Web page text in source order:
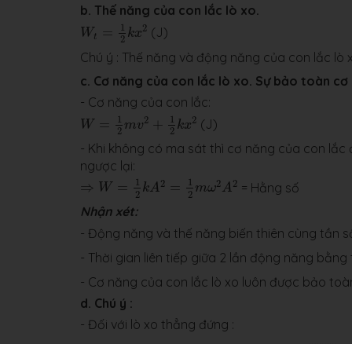
b. Thế năng của con lắc lò xo.
Wt =
1
2 kx2
Wt k x
(J)
Chú ý : Thế năng và động năng của con lắc lò
c. Cơ năng của con lắc lò xo. Sự bảo toàn cơ
- Cơ năng của con lắc:
W =
1
2 mv2 +
1
2 kx2
W= m v + kx 2
(J)
- Khi không có ma sát thì cơ năng của con
ngược lại:
⇒ W =
1
2 kA2 =
1
2 mω2A2
⇒W=1 k A 2 = 12 ω 2
= Hằng số
Nhận xét:
- Động năng và thế năng biến thiên cùng tần
- Thời gian liên tiếp giữa 2 lần động năng bằng
- Cơ năng của con lắc lò xo luôn được bảo
d. Chú ý :
- Đối với lò xo thẳng đứng :